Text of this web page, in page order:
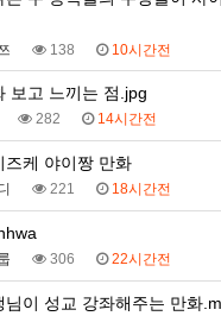
138 10시간전
보고 느끼는 점.jpg
282 14시간전
즈케 야이짱 만화
221 18시간전
306 22시간전
님이 성교 강좌해주는 만화